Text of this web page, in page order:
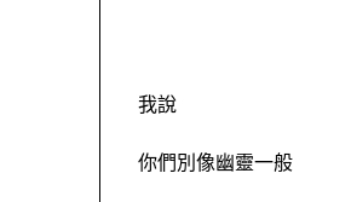
我說
你們別像幽靈一般